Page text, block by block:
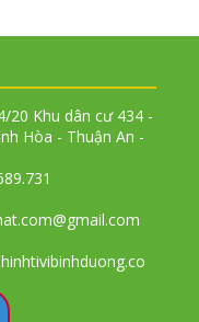
20 Khu dân cư 434 -
Hòa - Thuận An -